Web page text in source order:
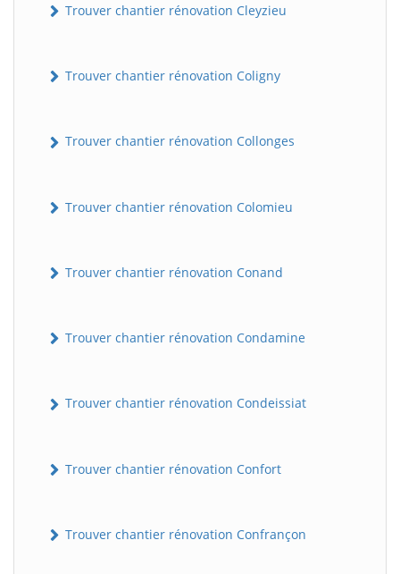
Trouver chantier rénovation Cleyzieu
Trouver chantier rénovation Coligny
Trouver chantier rénovation Collonges
Trouver chantier rénovation Colomieu
Trouver chantier rénovation Conand
Trouver chantier rénovation Condamine
Trouver chantier rénovation Condeissiat
Trouver chantier rénovation Confort
Trouver chantier rénovation Confrançon
B Assistant en ligne